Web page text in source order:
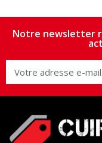
Notre newsletter